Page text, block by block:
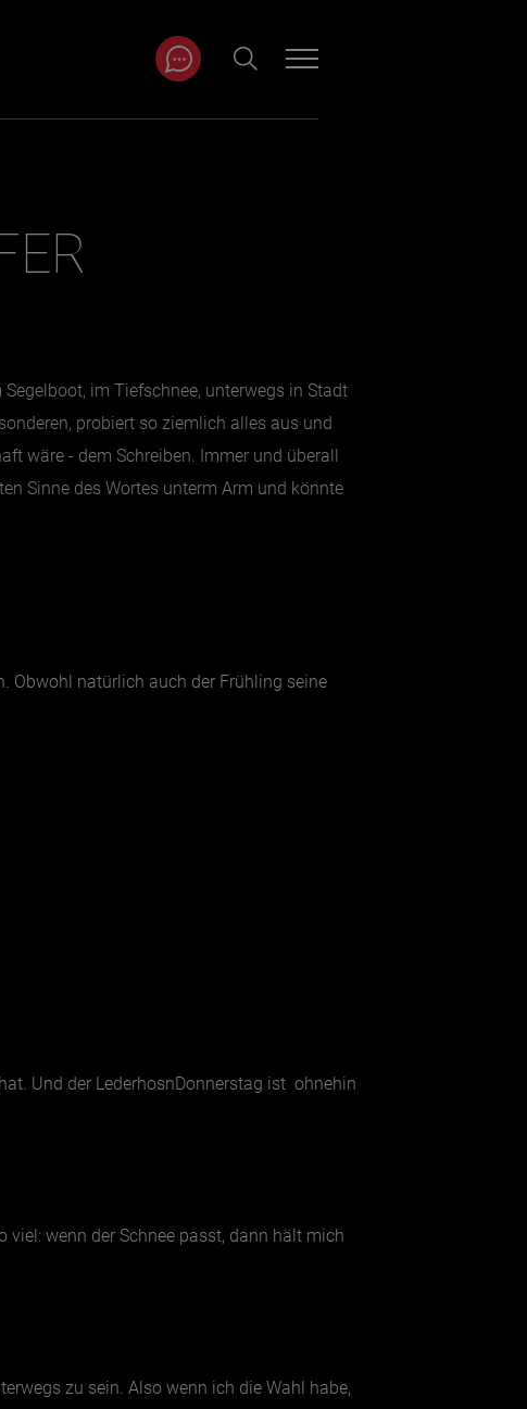
April
Juni
Oktober
Dezember
im Tiefschnee, unterwegs in Stadt
probiert so ziemlich alles aus und
wäre - dem Schreiben. Immer und überall
Sinne des Wortes unterm Arm und könnte
Obwohl natürlich auch der Frühling seine
Und der LederhosnDonnerstag ist ohnehin
wenn der Schnee passt, dann hält mich
zu sein. Also wenn ich die Wahl habe,